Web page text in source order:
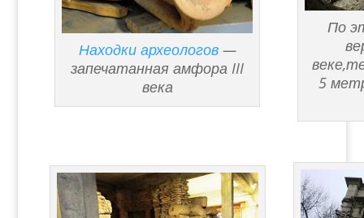
Находки археологов—
запечатанная амфора III
века
По
5